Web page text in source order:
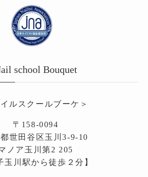
school Bouquet
ルスクールブーケ＞
〒158-0094
世田谷区玉川3-9-10
ノア玉川第2 205
玉川駅から徒歩２分】